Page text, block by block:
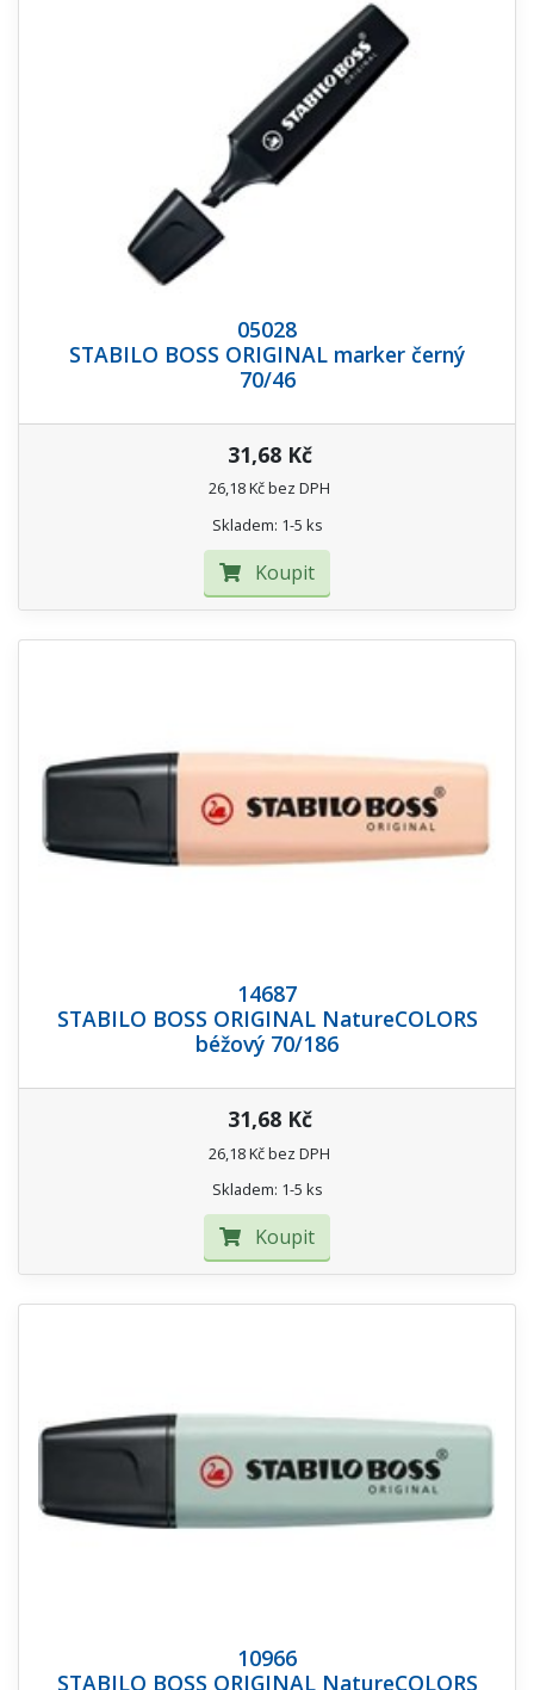
05028
STABILO BOSS ORIGINAL marker černý
70/46
31,68 Kč
26,18 Kč bez DPH
Skladem: 1-5 ks
Koupit
14687
STABILO BOSS ORIGINAL NatureCOLORS
béžový 70/186
31,68 Kč
26,18 Kč bez DPH
Skladem: 1-5 ks
Koupit
10966
STABILO BOSS ORIGINAL NatureCOLORS